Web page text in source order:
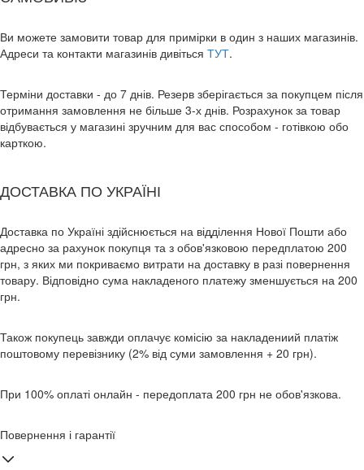
Ви можете замовити товар для примірки в один з наших магазинів.
Адреси та контакти магазинів дивіться ТУТ.
Терміни доставки - до 7 днів. Резерв зберігається за покупцем після
отримання замовлення не більше 3-х днів. Розрахунок за товар
відбувається у магазині зручним для вас способом - готівкою обо
карткою.
ДОСТАВКА ПО УКРАЇНІ
Доставка по Україні здійснюється на відділення Нової Пошти або
адресно за рахунок покупця та з обов'язковою передплатою 200
грн, з яких ми покриваємо витрати на доставку в разі повернення
товару. Відповідно сума накладеного платежу зменшується на 200
грн.
Також покупець завжди оплачує комісію за накладениий платіж
поштовому перевізнику (2% від суми замовлення + 20 грн).
При 100% оплаті онлайн - передоплата 200 грн не обов'язкова.
Повернення і гарантії